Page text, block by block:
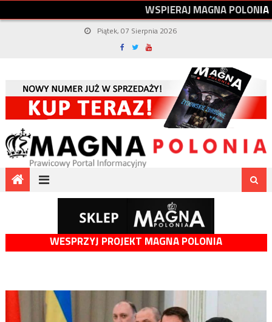
WSPIERAJMAGNAPOLONIA
Piątek, 07 Sierpnia 2026
WESPRZYJ PROJEKT MAGNA POLONIA